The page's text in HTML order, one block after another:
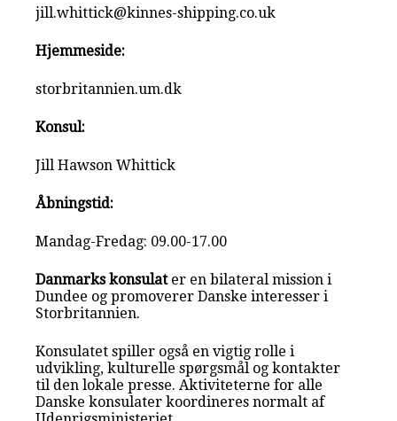
jill.whittick@kinnes-shipping.co.uk
Hjemmeside:
storbritannien.um.dk
Konsul:
Jill Hawson Whittick
Åbningstid:
Mandag-Fredag: 09.00-17.00
Danmarks konsulater en bilateral mission i
Dundee og promoverer Danske interesser i
Storbritannien.
Konsulatet spiller også en vigtig rolle i
udvikling, kulturelle spørgsmål og kontakter
til den lokale presse. Aktiviteterne for alle
Danske konsulater koordineres normalt af